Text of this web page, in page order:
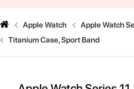
Apple Watch
Apple Watch
Titanium Case, Sport Band